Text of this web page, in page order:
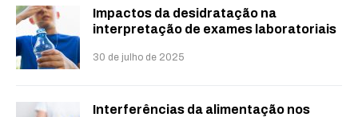
Impactos da desidratação na
interpretação de exames laboratoriais
30 de julho de 2025
Interferências da alimentação nos